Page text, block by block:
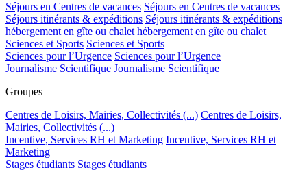
Séjours en Centres de vacances Séjours en Centres de vacances
Séjours itinérants & expéditions Séjours itinérants & expéditions
hébergement en gîte ou chalet hébergement en gîte ou chalet
Sciences et Sports Sciences et Sports
Sciences pour l’Urgence Sciences pour l’Urgence
Journalisme Scientifique Journalisme Scientifique
Groupes
Centres de Loisirs, Mairies, Collectivités (...) Centres de Loisirs,
Mairies, Collectivités (...)
Incentive, Services RH et Marketing Incentive, Services RH et
Marketing
Stages étudiants Stages étudiants